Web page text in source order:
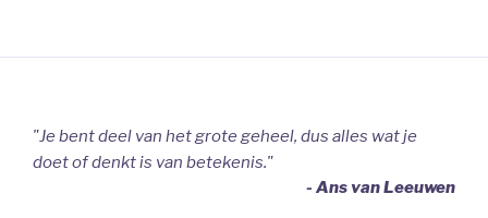
"Je bent deel van het grote geheel, dus alles wat je
doet of denkt is van betekenis."
- Ans van Leeuwen